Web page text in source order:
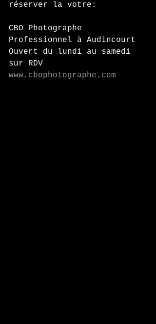
réserver la votre:
CBO Photographe
Professionnel à Audincourt
Ouvert du lundi au samedi
sur RDV
www.cbophotographe.com